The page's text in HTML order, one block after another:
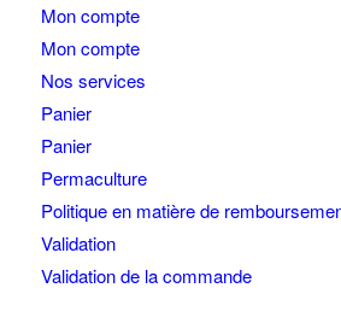
Mon compte
Mon compte
Nos services
Panier
Panier
Permaculture
Politique en matière de
Validation
Validation de la commande